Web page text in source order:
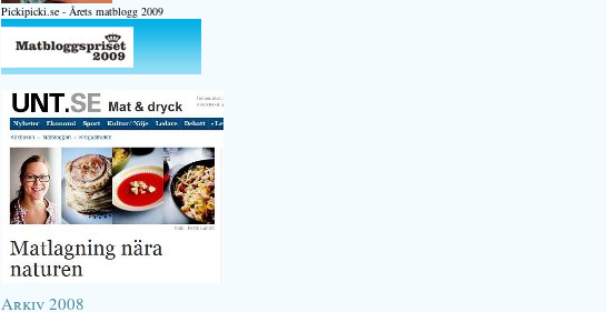
Pickipicki.se - Årets matblogg 2009
Arkiv 2008